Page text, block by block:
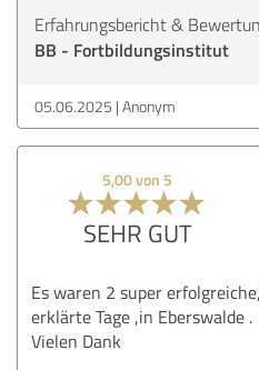
Erfahrungsbericht &
BB - Fortbildungsinstitut
05.06.2025 Anonym
5,00 von 5
SEHR GUT
Es waren 2 super
erklärte Tage ,in Eberswalde .
Vielen Dank